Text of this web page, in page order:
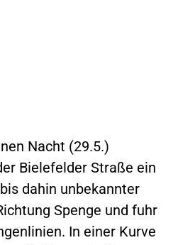
Nacht (29.5.)
Bielefelder Straße ein
dahin unbekannter
Spenge und fuhr
In einer Kurve